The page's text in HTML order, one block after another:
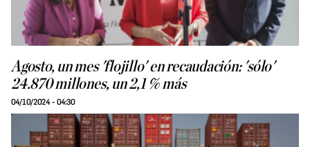
Agosto, un mes 'flojillo' en recaudación: 'sólo'
24.870 millones, un 2,1 % más
04/10/2024 - 04:30